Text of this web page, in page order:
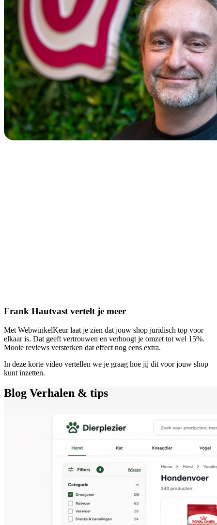
Frank Hautvast vertelt je meer
Met WebwinkelKeur laat je zien dat jouw shop juridisch top voor
elkaar is. Dat geeft vertrouwen en verhoogt je omzet tot wel 15%.
Mooie reviews versterken dat effect nog eens extra.
In deze korte video vertellen we je graag hoe jij dit voor jouw shop
kunt inzetten.
Blog Verhalen & tips